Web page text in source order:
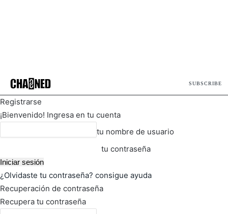
SUBSCRIBE
Registrarse
¡Bienvenido! Ingresa en tu cuenta
tu nombre de usuario
tu contraseña
¿Olvidaste tu contraseña? consigue ayuda
Recuperación de contraseña
Recupera tu contraseña